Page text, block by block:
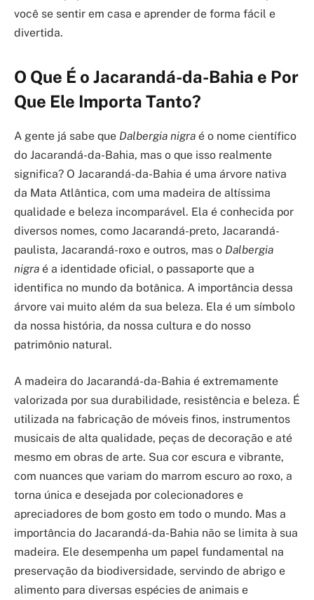
você se sentir em casa e aprender de forma fácil e
divertida.
O Que É o Jacarandá-da-Bahia e Por
Que Ele Importa Tanto?
A gente já sabe que Dalbergia nigra é o nome científico
do Jacarandá-da-Bahia, mas o que isso realmente
significa? O Jacarandá-da-Bahia é uma árvore nativa
da Mata Atlântica, com uma madeira de altíssima
qualidade e beleza incomparável. Ela é conhecida por
diversos nomes, como Jacarandá-preto, Jacarandá-
paulista, Jacarandá-roxo e outros, mas o Dalbergia
nigra é a identidade oficial, o passaporte que a
identifica no mundo da botânica. A importância dessa
árvore vai muito além da sua beleza. Ela é um símbolo
da nossa história, da nossa cultura e do nosso
patrimônio natural.
A madeira do Jacarandá-da-Bahia é extremamente
valorizada por sua durabilidade, resistência e beleza. É
utilizada na fabricação de móveis finos, instrumentos
musicais de alta qualidade, peças de decoração e até
mesmo em obras de arte. Sua cor escura e vibrante,
com nuances que variam do marrom escuro ao roxo, a
torna única e desejada por colecionadores e
apreciadores de bom gosto em todo o mundo. Mas a
importância do Jacarandá-da-Bahia não se limita à sua
madeira. Ele desempenha um papel fundamental na
preservação da biodiversidade, servindo de abrigo e
alimento para diversas espécies de animais e